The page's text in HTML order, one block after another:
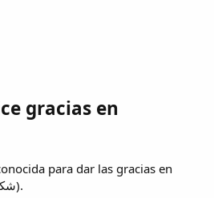
gracias en
para dar las gracias en
árabe es šukran (شكرا).